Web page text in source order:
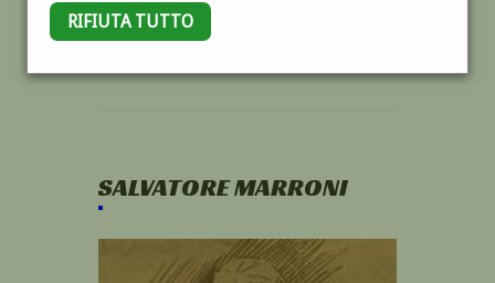
RIFIUTA TUTTO
SALVATORE MARRONI